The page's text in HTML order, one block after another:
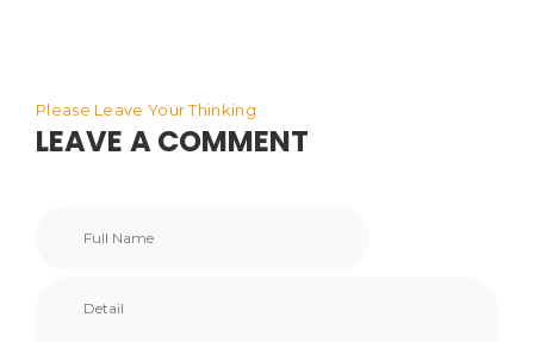
Please Leave Your Thinking
LEAVE A COMMENT